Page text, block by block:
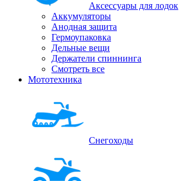
Аксессуары для лодок
Аккумуляторы
Анодная защита
Гермоупаковка
Дельные вещи
Держатели спиннинга
Смотреть все
Мототехника
Снегоходы